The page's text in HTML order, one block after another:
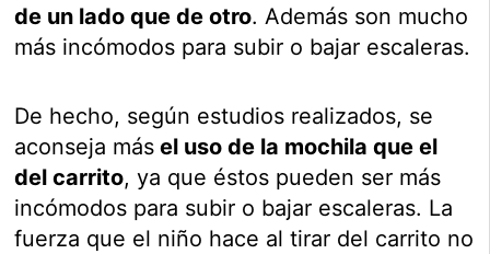
de un lado que de otro. Además son mucho
más incómodos para subir o bajar escaleras.
De hecho, según estudios realizados, se
aconseja más el uso de la mochila que el
del carrito, ya que éstos pueden ser más
incómodos para subir o bajar escaleras. La
fuerza que el niño hace al tirar del carrito no